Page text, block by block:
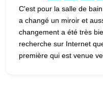
C'est pour la salle de
a changé un miroir et
changement a été très
recherche sur Internet
première qui est venue